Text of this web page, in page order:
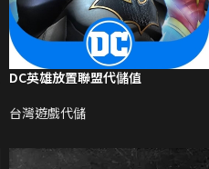
DC英雄放置聯盟代儲值
台灣遊戲代儲